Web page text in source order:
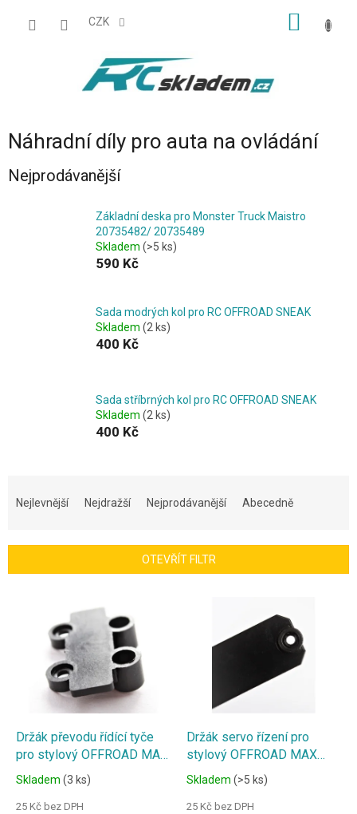
CZK
Náhradní díly pro auta na ovládání
Nejprodávanější
Základní deska pro Monster Truck Maistro
20735482/ 20735489
Skladem (>5 ks)
590 Kč
Sada modrých kol pro RC OFFROAD SNEAK
Skladem (2 ks)
400 Kč
Sada stříbrných kol pro RC OFFROAD SNEAK
Skladem (2 ks)
400 Kč
í
Nejlevnější Nejdražší Nejprodávanější Abecedně
OTEVŘÍT FILTR
Držák převodu řídící tyče
pro stylový OFFROAD MAX
Angry Beast 1:18
Skladem (3 ks)
25 Kč bez DPH
Držák servo řízení pro
stylový OFFROAD MAX
Angry Beast 1:18
Skladem (>5 ks)
25 Kč bez DPH